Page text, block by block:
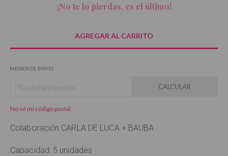
¡No te lo pierdas, es el último!
MEDIOS DE ENVÍO
CALCULAR
No sé mi código postal
Colaboración CARLA DE LUCA + BAUBA
Capacidad: 5 unidades